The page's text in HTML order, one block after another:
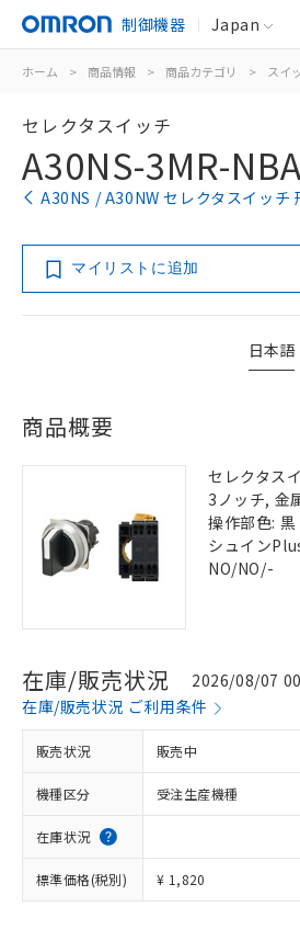
制御機器 Japan
ホーム > 商品情報 > 商品カテゴリ > スイ
セレクタスイッチ
A30NS-3MR-
A30NS / A30NW セレクタスイッチ
マイリストに追加
日本語
商品概要
セレクタス
3ノッチ, 金
操作部色:
シュイン
NO/NO/-
在庫/販売状況
2026/08/07
在庫/販売状況 ご利用条件
販売状況 販売中
機種区分 受注生産機種
在庫状況
標準価格(税別) ¥ 1,820